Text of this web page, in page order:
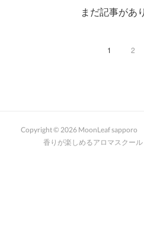
まだ記事があ
1 2
Copyright © 2026 MoonLeaf
香りが楽しめるアロマスクー